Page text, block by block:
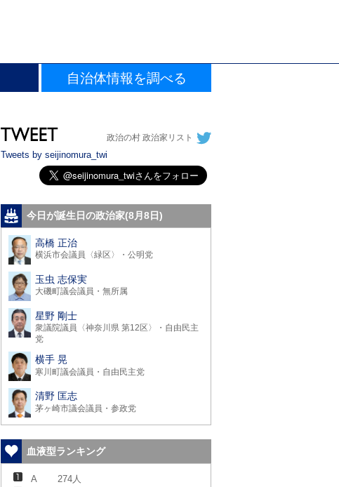
自治体情報を調べる
政治の村 政治家リスト
Tweets by seijinomura_twi
今日が誕生日の政治家(8月8日)
高橋 正治
横浜市会議員〈緑区〉・公明党
玉虫 志保実
大磯町議会議員・無所属
星野 剛士
衆議院議員〈神奈川県 第12区〉・自由民主
党
横手 晃
寒川町議会議員・自由民主党
清野 匡志
茅ヶ崎市議会議員・参政党
血液型ランキング
A
274人